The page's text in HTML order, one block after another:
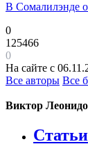
В Сомалилэнде
0
125466
0
На сайте с
Все авторы Все
Виктор
Статьи